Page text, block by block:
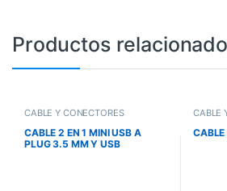
Productos
CABLE Y CONECTORES
CABLE 2 EN 1 MINI USB A
PLUG 3.5 MM Y USB
CABLE
CABLE